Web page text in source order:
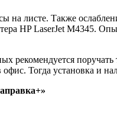
на листе. Также
HP LaserJet M4345.
рекомендуется
Тогда установка и